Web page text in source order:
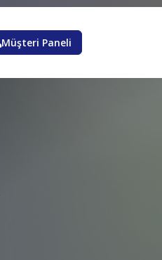
Müşteri Paneli